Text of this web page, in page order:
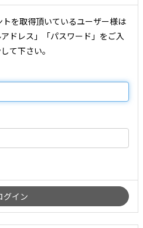
を取得頂いているユーザー様は
ドレス」「パスワード」をご入
て下さい。